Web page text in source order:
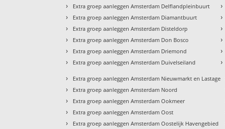
› Extra groep aanleggen Amsterdam Delflandpleinbuurt
› Extra groep aanleggen Amsterdam Diamantbuurt
› Extra groep aanleggen Amsterdam Disteldorp
› Extra groep aanleggen Amsterdam Don Bosco
› Extra groep aanleggen Amsterdam Driemond
› Extra groep aanleggen Amsterdam Duivelseiland
›
›
›
›
›
›
› Extra groep aanleggen Amsterdam Nieuwmarkt en Lastage
› Extra groep aanleggen Amsterdam Noord
› Extra groep aanleggen Amsterdam Ookmeer
› Extra groep aanleggen Amsterdam Oost
› Extra groep aanleggen Amsterdam Oostelijk Havengebied